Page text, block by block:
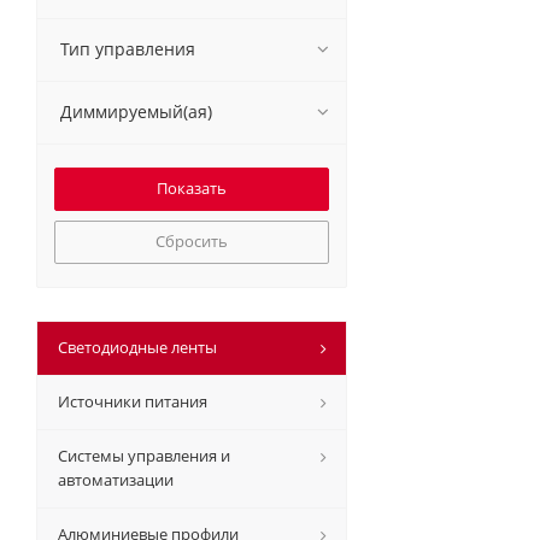
Тип управления
Диммируемый(ая)
Сбросить
Светодиодные ленты
Источники питания
Системы управления и
автоматизации
Алюминиевые профили